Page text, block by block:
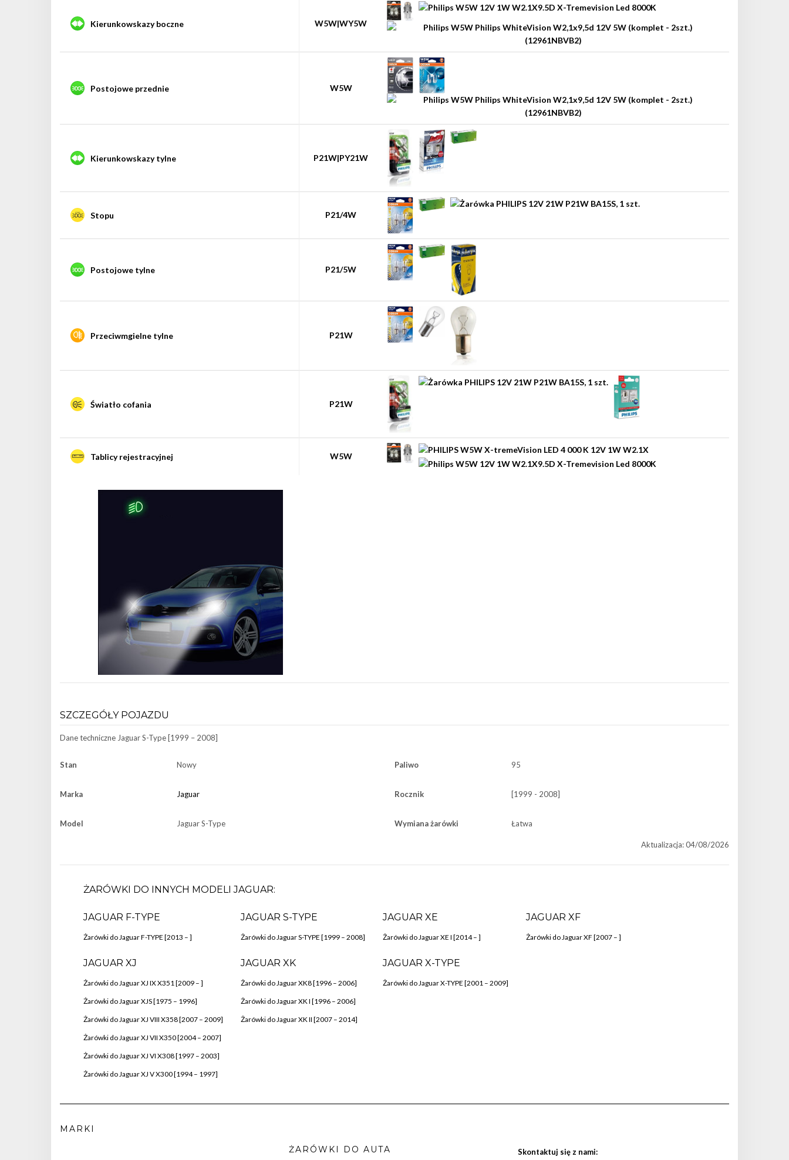
Kierunkowskazy boczne W5W|WY5W
Postojowe przednie W5W
Kierunkowskazy tylne P21W|PY21W
Stopu P21/4W
Postojowe tylne P21/5W
Przeciwmgielne tylne P21W
Światło cofania P21W
Tablicy rejestracyjnej W5W
SZCZEGÓŁY POJAZDU
Dane techniczne Jaguar S-Type [1999 – 2008]
Stan Nowy
Marka Jaguar
Model Jaguar S-Type
Paliwo 95
Rocznik [1999 - 2008]
Wymiana żarówki Łatwa
Aktualizacja: 04/08/2026
ŻARÓWKI DO INNYCH MODELI JAGUAR:
JAGUAR F-TYPE
Żarówki do Jaguar F-TYPE [2013 – ]
JAGUAR S-TYPE
Żarówki do Jaguar S-TYPE [1999 – 2008]
JAGUAR XE
Żarówki do Jaguar XE I [2014 – ]
JAGUAR XF
Żarówki do Jaguar XF [2007 – ]
JAGUAR XJ
Żarówki do Jaguar XJ IX X351 [2009 – ]
Żarówki do Jaguar XJS [1975 – 1996]
Żarówki do Jaguar XJ VIII X358 [2007 – 2009]
Żarówki do Jaguar XJ VII X350 [2004 – 2007]
Żarówki do Jaguar XJ VI X308 [1997 – 2003]
Żarówki do Jaguar XJ V X300 [1994 – 1997]
JAGUAR XK
Żarówki do Jaguar XK8 [1996 – 2006]
Żarówki do Jaguar XK I [1996 – 2006]
Żarówki do Jaguar XK II [2007 – 2014]
JAGUAR X-TYPE
Żarówki do Jaguar X-TYPE [2001 – 2009]
MARKI
ŻARÓWKI DO AUTA
Skontaktuj się z nami: